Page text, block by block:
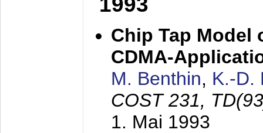
Chip Tap Model
CDMA-
M. Benthin, K.-D.
COST 231,
1. Mai 1993